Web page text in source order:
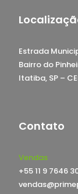
Estrada
Bairro do
Itatiba, SP –
Contato
Vendas
+55 11 9 7646